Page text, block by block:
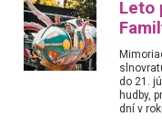
Leto
do 21.
hudby,
dní v